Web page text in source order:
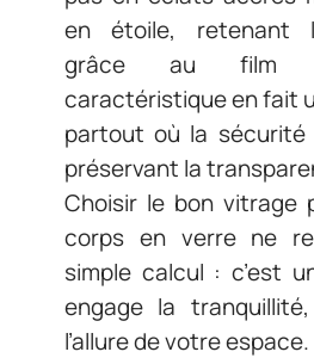
en étoile, retenant
grâce au film
caractéristique en fait
partout où la
préservant la
Choisir le bon vitrage
corps en verre ne
simple calcul : c’est
engage la
l’allure de votre